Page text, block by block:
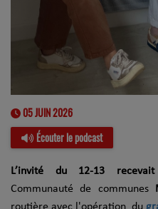
05 JUIN 2026
Écouter le podcast
L’invité du 12-13
Communauté de communes
routière avec l'opération du